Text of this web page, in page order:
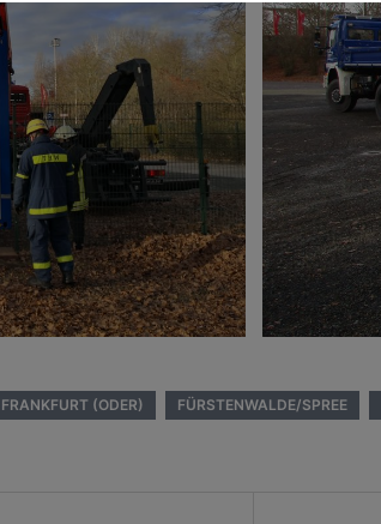
FRANKFURT (ODER) FÜRSTENWALDE/SPREE